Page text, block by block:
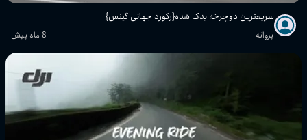
سریعترین دوچرخه یدک شده{رکورد جهانی گینس}
پروانه 8 ماه پیش